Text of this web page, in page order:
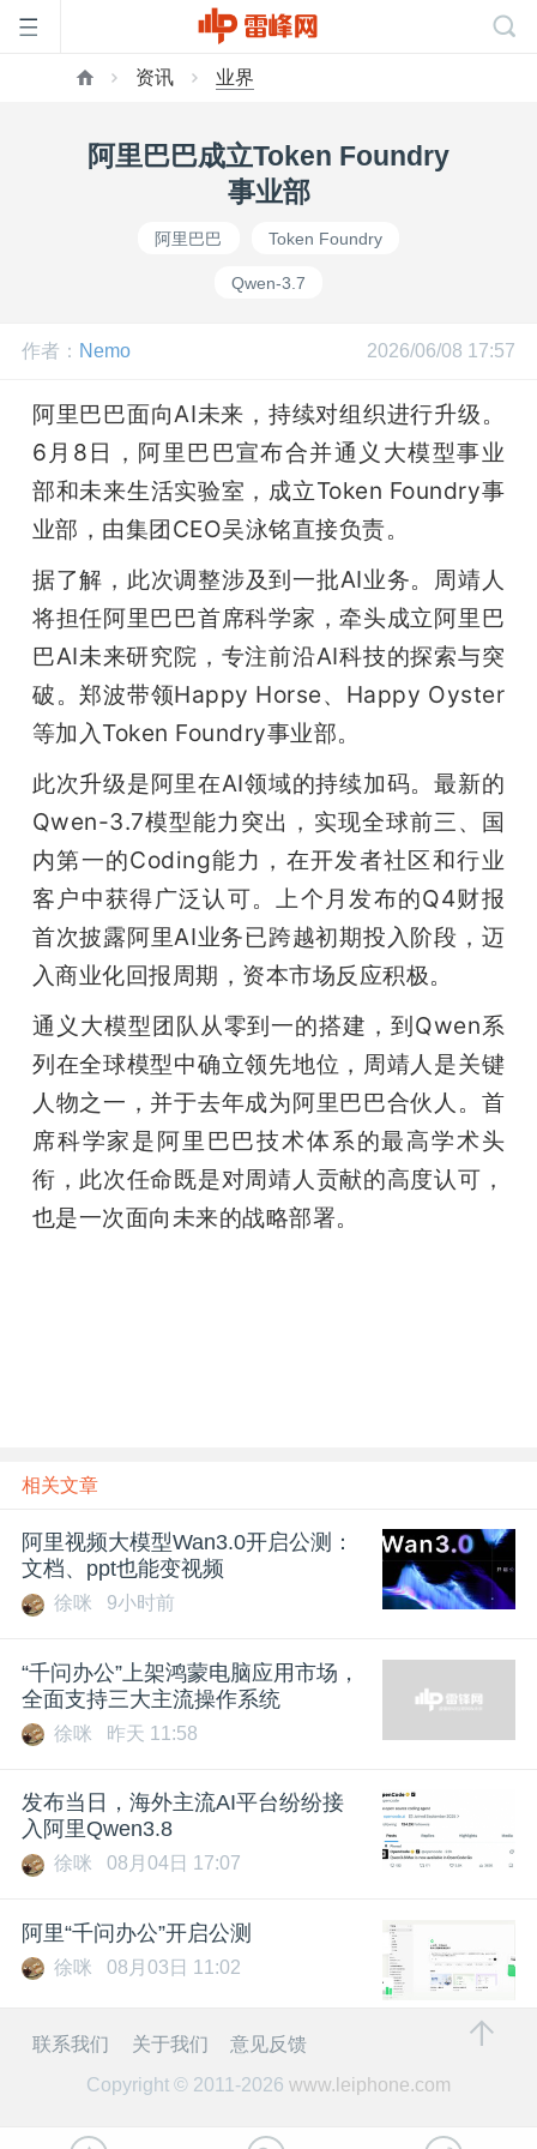
公
开
课
活
中
心
GAIR
专
题
爱
资讯 业界
阿里巴巴成立Token Foundry
事业部
阿里巴巴 Token Foundry
Qwen-3.7
作者： Nemo 2026/06/08 17:57
阿里巴巴面向AI未来，持续对组织进行升级。
6月8日，阿里巴巴宣布合并通义大模型事业
部和未来生活实验室，成立Token Foundry事
业部，由集团CEO吴泳铭直接负责。
据了解，此次调整涉及到一批AI业务。周靖人
将担任阿里巴巴首席科学家，牵头成立阿里巴
巴AI未来研究院，专注前沿AI科技的探索与突
破。郑波带领Happy Horse、Happy Oyster
等加入Token Foundry事业部。
此次升级是阿里在AI领域的持续加码。最新的
Qwen-3.7模型能力突出，实现全球前三、国
内第一的Coding能力，在开发者社区和行业
客户中获得广泛认可。上个月发布的Q4财报
首次披露阿里AI业务已跨越初期投入阶段，迈
入商业化回报周期，资本市场反应积极。
通义大模型团队从零到一的搭建，到Qwen系
列在全球模型中确立领先地位，周靖人是关键
人物之一，并于去年成为阿里巴巴合伙人。首
席科学家是阿里巴巴技术体系的最高学术头
衔，此次任命既是对周靖人贡献的高度认可，
也是一次面向未来的战略部署。
相关文章
阿里视频大模型Wan3.0开启公测：
文档、ppt也能变视频
徐咪 9小时前
“千问办公”上架鸿蒙电脑应用市场，
全面支持三大主流操作系统
徐咪 昨天 11:58
发布当日，海外主流AI平台纷纷接
入阿里Qwen3.8
徐咪 08月04日 17:07
阿里“千问办公”开启公测
徐咪 08月03日 11:02
联系我们 关于我们
意见反馈
Copyright © 2011-2026 www.leiphone.com